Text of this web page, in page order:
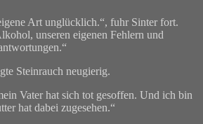
Art unglücklich.“, fuhr Sinter fort.
unseren eigenen Fehlern und
Steinrauch neugierig.
Vater hat sich tot gesoffen. Und ich bin
hat dabei zugesehen.“